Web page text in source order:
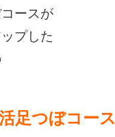
ースが
プした
足つぼコース